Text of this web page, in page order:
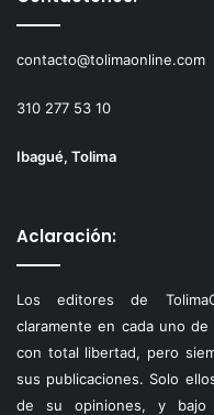
contacto@tolimaonline.com
310 277 53 10
Ibagué, Tolima
Aclaración:
Los editores de
claramente en cada uno
con total libertad, pero
sus publicaciones. Solo
de su opiniones, y bajo